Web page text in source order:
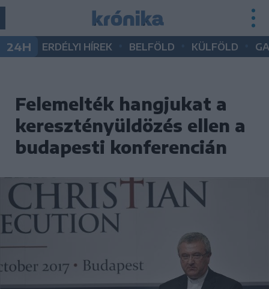
24H ERDÉLYI HÍREK BELFÖLD KÜLFÖLD
Felemelték hangjukat a
keresztényüldözés ellen a
budapesti konferencián